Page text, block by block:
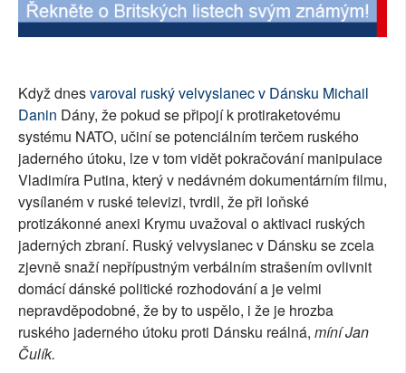
SOCIÁLNÍ SÍTĚ
PLNÁ VERZE STRÁNEK
Když dnesvaroval ruský velvyslanec v Dánsku Michail
Danin Dány, že pokud se připojí k protiraketovému
systému NATO, učiní se potenciálním terčem ruského
jaderného útoku, lze v tom vidět pokračování manipulace
Vladimíra Putina, který v nedávném dokumentárním filmu,
vysílaném v ruské televizi, tvrdil, že při loňské
protizákonné anexi Krymu uvažoval o aktivaci ruských
jaderných zbraní. Ruský velvyslanec v Dánsku se zcela
zjevně snaží nepřípustným verbálním strašením ovlivnit
domácí dánské politické rozhodování a je velmi
nepravděpodobné, že by to uspělo, i že je hrozba
ruského jaderného útoku proti Dánsku reálná, míní Jan
Čulík.